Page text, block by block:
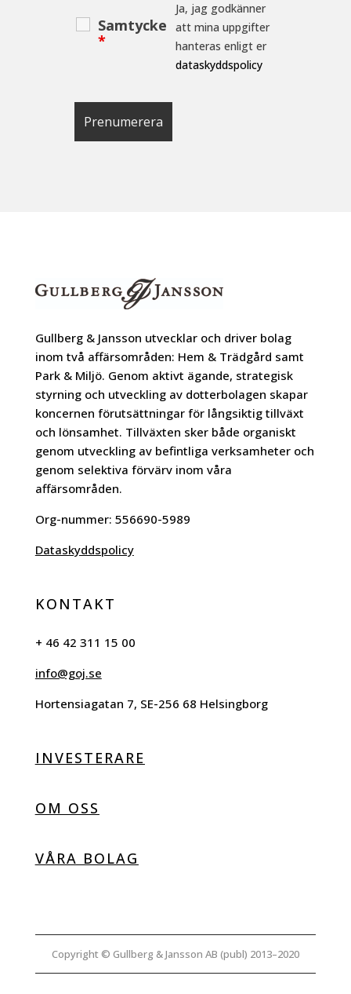
Samtycke
*
Ja, jag godkänner
att mina uppgifter
hanteras enligt er
dataskyddspolicy
Gullberg & Jansson utvecklar och driver bolag
inom två affärsområden: Hem & Trädgård samt
Park & Miljö. Genom aktivt ägande, strategisk
styrning och utveckling av dotterbolagen skapar
koncernen förutsättningar för långsiktig tillväxt
och lönsamhet. Tillväxten sker både organiskt
genom utveckling av befintliga verksamheter och
genom selektiva förvärv inom våra
affärsområden.
Org-nummer: 556690-5989
Dataskyddspolicy
KONTAKT
+ 46 42 311 15 00
info@goj.se
Hortensiagatan 7, SE-256 68 Helsingborg
INVESTERARE
OM OSS
VÅRA BOLAG
Copyright © Gullberg & Jansson AB (publ) 2013–2020